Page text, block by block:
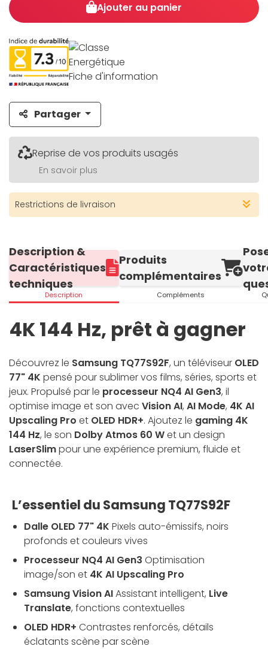
Ajouter au panier
Fiche d'information
Partager
Reprise de vos produits usagés
En savoir plus
Restrictions de livraison
Description &
Caractéristiques
techniques
Description
Produits
complémentaires
Compléments
4K 144 Hz, prêt à gagner
Découvrez le Samsung TQ77S92F, un téléviseur OLED
77" 4K pensé pour sublimer vos films, séries, sports et
jeux. Propulsé par le processeur NQ4 AI Gen3, il
optimise image et son avec Vision AI, AI Mode, 4K AI
Upscaling Pro et OLED HDR+. Ajoutez le gaming 4K
144 Hz, le son Dolby Atmos 60 Wet un design
LaserSlimpour une expérience premium, fluide et
connectée.
L’essentiel du Samsung TQ77S92F
Dalle OLED 77" 4K Pixels auto-émissifs, noirs
profonds et couleurs vives
Processeur NQ4 AI Gen3 Optimisation
image/son et 4K AI Upscaling Pro
Samsung Vision AIAssistant intelligent, Live
Translate, fonctions contextuelles
OLED HDR+ Contrastes renforcés, détails
éclatants scène par scène